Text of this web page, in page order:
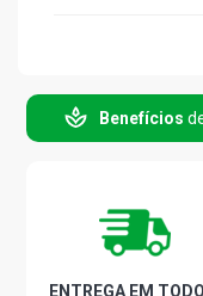
Benefícios
ENTREGA EM